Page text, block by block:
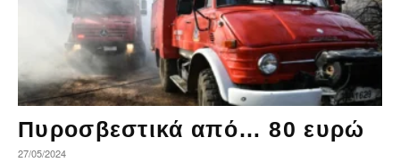
Πυροσβεστικά από… 80 ευρώ
27/05/2024